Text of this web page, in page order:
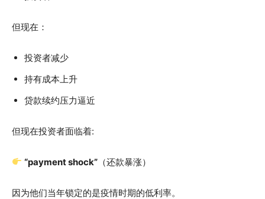
但现在：
投资者减少
持有成本上升
贷款续约压力逼近
但现在投资者面临着:
“payment shock” （还款暴涨）
因为他们当年锁定的是疫情时期的低利率。